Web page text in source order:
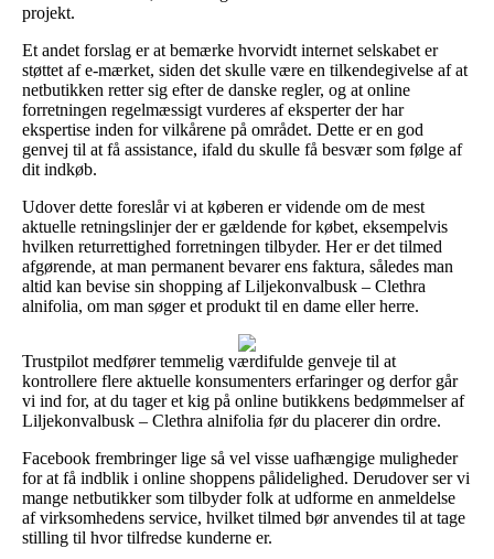
projekt.
Et andet forslag er at bemærke hvorvidt internet selskabet er
støttet af e-mærket, siden det skulle være en tilkendegivelse af at
netbutikken retter sig efter de danske regler, og at online
forretningen regelmæssigt vurderes af eksperter der har
ekspertise inden for vilkårene på området. Dette er en god
genvej til at få assistance, ifald du skulle få besvær som følge af
dit indkøb.
Udover dette foreslår vi at køberen er vidende om de mest
aktuelle retningslinjer der er gældende for købet, eksempelvis
hvilken returrettighed forretningen tilbyder. Her er det tilmed
afgørende, at man permanent bevarer ens faktura, således man
altid kan bevise sin shopping af Liljekonvalbusk – Clethra
alnifolia, om man søger et produkt til en dame eller herre.
Trustpilot medfører temmelig værdifulde genveje til at
kontrollere flere aktuelle konsumenters erfaringer og derfor går
vi ind for, at du tager et kig på online butikkens bedømmelser af
Liljekonvalbusk – Clethra alnifolia før du placerer din ordre.
Facebook frembringer lige så vel visse uafhængige muligheder
for at få indblik i online shoppens pålidelighed. Derudover ser vi
mange netbutikker som tilbyder folk at udforme en anmeldelse
af virksomhedens service, hvilket tilmed bør anvendes til at tage
stilling til hvor tilfredse kunderne er.